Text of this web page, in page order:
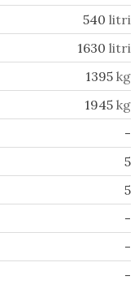
540 litri
1630 litri
1395 kg
1945 kg
-
5
5
-
-
-